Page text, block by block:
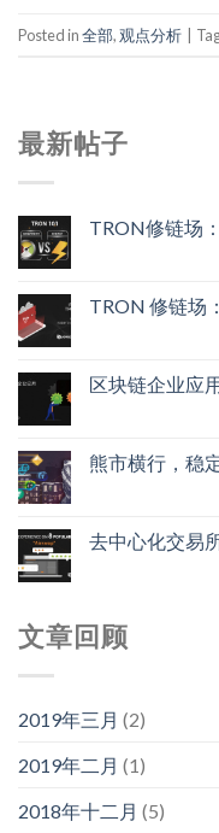
Posted in全部,观点分析 |
最新帖子
TRON修链场
TRON 修链场
区块链企业应
熊市横行，稳
去中心化交易
文章回顾
2019年三月 (2)
2019年二月 (1)
2018年十二月 (5)